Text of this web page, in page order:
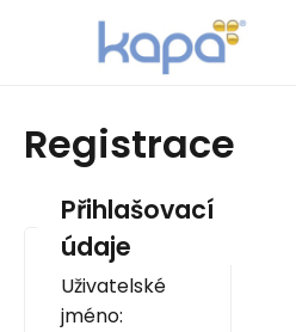
Registrace
Přihlašovací
údaje
Uživatelské
jméno: